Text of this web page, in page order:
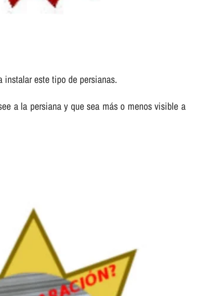
instalar este tipo de persianas.
a la persiana y que sea más o menos visible a